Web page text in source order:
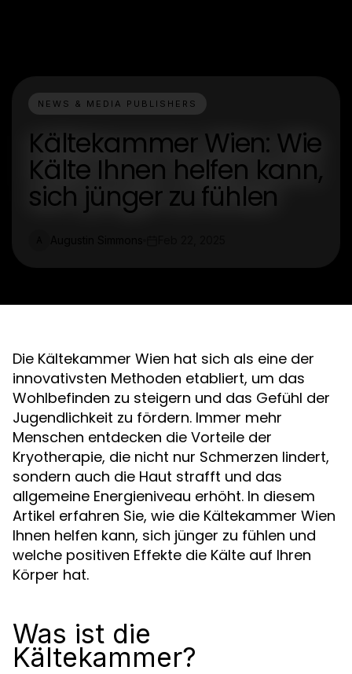
NEWS & MEDIA PUBLISHERS
Kältekammer Wien: Wie
Kälte Ihnen helfen kann,
sich jünger zu fühlen
Die Kältekammer Wien hat sich als eine der
innovativsten Methoden etabliert, um das
Wohlbefinden zu steigern und das Gefühl der
Jugendlichkeit zu fördern. Immer mehr
Menschen entdecken die Vorteile der
Kryotherapie, die nicht nur Schmerzen lindert,
sondern auch die Haut strafft und das
allgemeine Energieniveau erhöht. In diesem
Artikel erfahren Sie, wie die Kältekammer Wien
Ihnen helfen kann, sich jünger zu fühlen und
welche positiven Effekte die Kälte auf Ihren
Körper hat.
Was ist die
Kältekammer?